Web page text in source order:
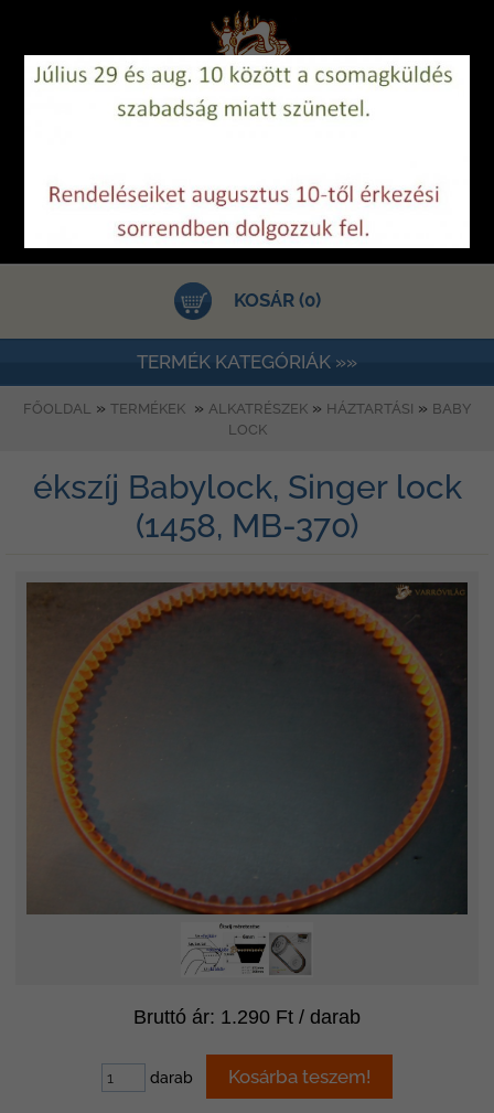
KOSÁR (0)
TERMÉK KATEGÓRIÁK »»
FŐOLDAL » TERMÉKEK » ALKATRÉSZEK» HÁZTARTÁSI » BABY
LOCK
ékszíj Babylock, Singer lock
(1458, MB-370)
Bruttó ár: 1.290 Ft / darab
darab